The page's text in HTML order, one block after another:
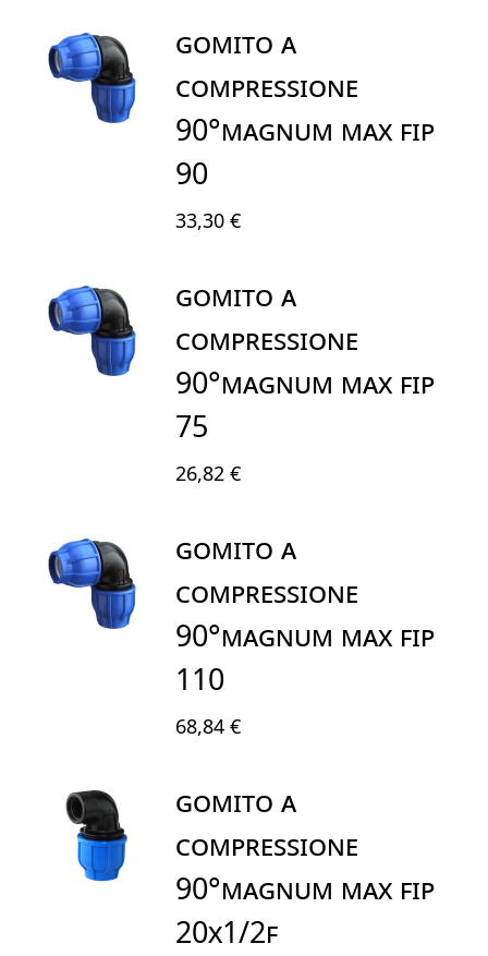
GOMITO A
COMPRESSIONE
90°MAGNUM MAX FIP
90
33,30 €
GOMITO A
COMPRESSIONE
90°MAGNUM MAX FIP
75
26,82 €
GOMITO A
COMPRESSIONE
90°MAGNUM MAX FIP
110
68,84 €
GOMITO A
COMPRESSIONE
90°MAGNUM MAX FIP
20X1/2F